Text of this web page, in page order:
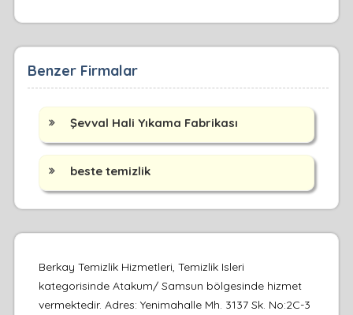
Benzer Firmalar
Şevval Hali Yıkama Fabrikası
beste temizlik
Berkay Temizlik Hizmetleri, Temizlik Isleri
kategorisinde Atakum/ Samsun bölgesinde hizmet
vermektedir. Adres: Yenimahalle Mh. 3137 Sk. No:2C-3